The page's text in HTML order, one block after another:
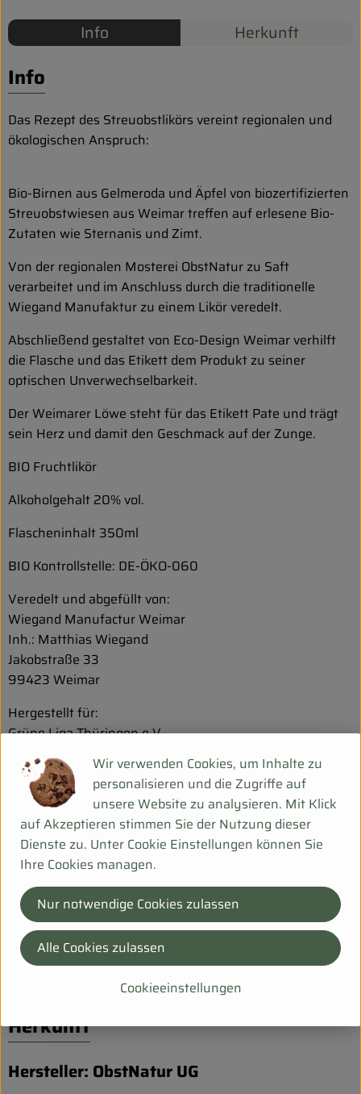
Pferdepension & Reitbetrieb
Firmenkunden
Info Herkunft
Info
Das Rezept des Streuobstlikörs vereint regionalen und
ökologischen Anspruch:
Bio-Birnen aus Gelmeroda und Äpfel von biozertifizierten
Streuobstwiesen aus Weimar treffen auf erlesene Bio-
Zutaten wie Sternanis und Zimt.
Von der regionalen Mosterei ObstNatur zu Saft
verarbeitet und im Anschluss durch die traditionelle
Wiegand Manufaktur zu einem Likör veredelt.
Abschließend gestaltet von Eco-Design Weimar verhilft
die Flasche und das Etikett dem Produkt zu seiner
optischen Unverwechselbarkeit.
Der Weimarer Löwe steht für das Etikett Pate und trägt
sein Herz und damit den Geschmack auf der Zunge.
BIO Fruchtlikör
Alkoholgehalt 20% vol.
Flascheninhalt 350ml
BIO Kontrollstelle: DE-ÖKO-060
Veredelt und abgefüllt von:
Wiegand Manufactur Weimar
Inh.: Matthias Wiegand
Jakobstraße 33
99423 Weimar
Hergestellt für:
Grüne Liga Thüringen e.V.
Goetheplatz 9b
99423 Weimar
Produktinformationen
Zutaten
Produktdatenblatt
Herkunft
Hersteller: ObstNatur UG
Wir verwenden Cookies, um Inhalte zu
personalisieren und die Zugriffe auf
unsere Website zu analysieren. Mit Klick
auf Akzeptieren stimmen Sie der Nutzung dieser
Dienste zu. Unter Cookie Einstellungen können Sie
Ihre Cookies managen.
Cookieeinstellungen
Nur notwendige Cookies zulassen
Alle Cookies zulassen